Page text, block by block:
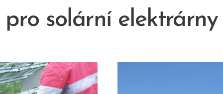
pro solární elektrárny